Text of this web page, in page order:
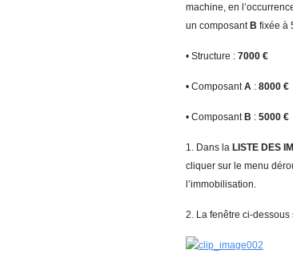
machine, en
un composant B fixée à
• Structure : 7000 €
• ComposantA : 8000 €
• Composant B : 5000 €
1. Dans la LISTE DES
cliquer sur le menu
l’immobilisation.
2. La fenêtre ci-